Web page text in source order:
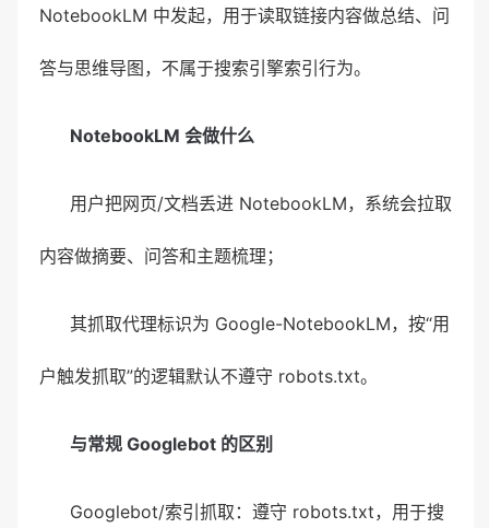
NotebookLM 中发起，用于读取链接内容做总结、问
答与思维导图，不属于搜索引擎索引行为。
NotebookLM 会做什么
用户把网页/文档丢进 NotebookLM，系统会拉取
内容做摘要、问答和主题梳理；
其抓取代理标识为 Google-NotebookLM，按“用
户触发抓取”的逻辑默认不遵守 robots.txt。
与常规 Googlebot 的区别
Googlebot/索引抓取：遵守 robots.txt，用于搜